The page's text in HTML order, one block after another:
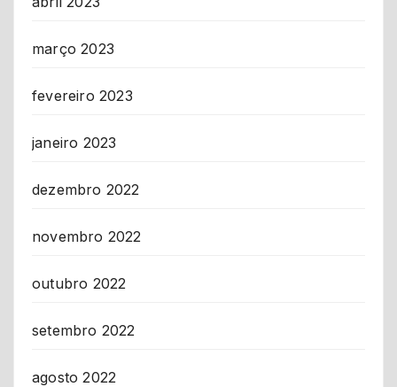
março 2023
fevereiro 2023
janeiro 2023
dezembro 2022
novembro 2022
outubro 2022
setembro 2022
agosto 2022